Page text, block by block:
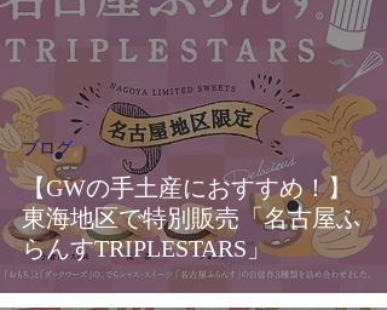
【GWの手土産におすすめ！】
東海地区で特別販売「名古屋ふ
らんすTRIPLESTARS」
ブログ